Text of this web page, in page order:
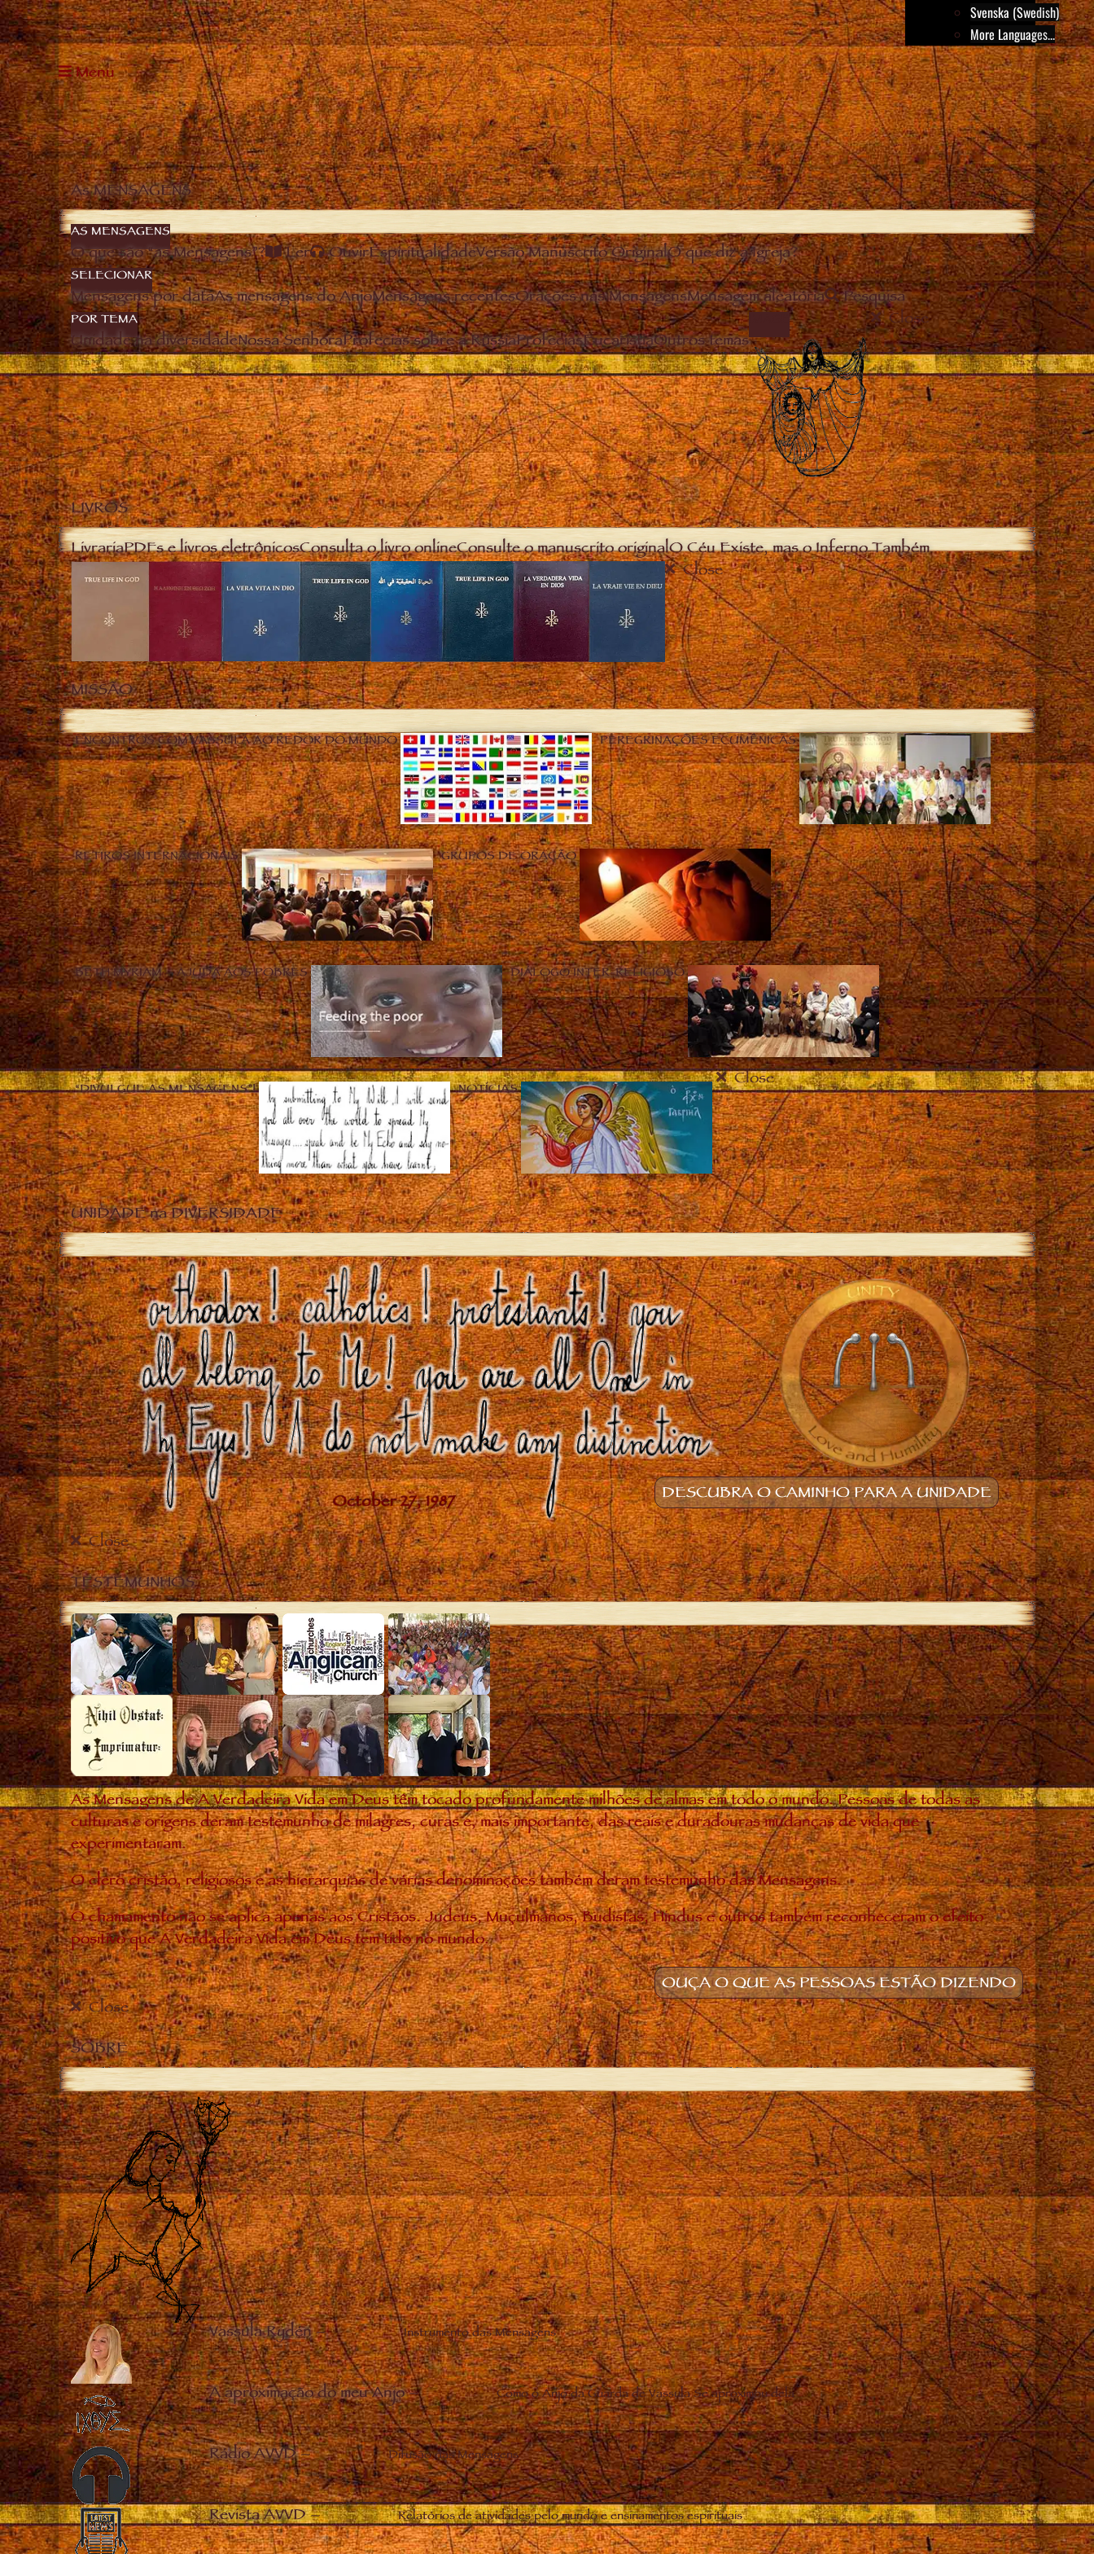
Svenska (Swedish)
More Languages...
Menu
As MENSAGENS
AS MENSAGENS
O que são “as Mensagens”? Ler OuvirEspiritualidadeVersão Manuscrito OriginalO que diz a Igreja?
SELECIONAR
Mensagens por dataAs mensagens do AnjoMensagens recentesOrações nas MensagensMensagem aleatória Pesquisa
POR TEMA
Unidade na diversidadeNossa SenhoraProfecias sobre a RússiaProfeciasEucaristiaOutros temas
Close
LIVROS
LivrariaPDFs e livros eletrônicosConsulta o livro onlineConsulte o manuscrito originalO Céu Existe, mas o Inferno Também
Close
MISSÃO
ENCONTROS COM VASSULA AO REDOR DO MUNDO PEREGRINAÇÕES ECUMÊNICAS
RETIROS INTERNACIONAIS GRUPOS DE ORAÇÃO
BETH MYRIAM – AJUDA AOS POBRES DIÁLOGO INTER-RELIGIOSO
“DIVULGUE AS MENSAGENS”! NOTÍCIAS Close
UNIDADE na DIVERSIDADE
DESCUBRA O CAMINHO PARA A UNIDADE
Close
TESTEMUNHOS
As Mensagens de A Verdadeira Vida em Deus têm tocado profundamente milhões de almas em todo o mundo. Pessoas de todas as
culturas e origens deram testemunho de milagres, curas e, mais importante, das reais e duradouras mudanças de vida que
experimentaram.
O clero cristão, religiosos e as hierarquias de várias denominações também deram testemunho das Mensagens.
O chamamento não se aplica apenas aos Cristãos. Judeus, Muçulmanos, Budistas, Hindus e outros também reconheceram o efeito
positivo que A Verdadeira Vida em Deus tem tido no mundo.
OUÇA O QUE AS PESSOAS ESTÃO DIZENDO
Close
SOBRE
Vassula Rydén– Instrumento das Mensagens
A aproximação do meu Anjo– Como o Anjo da Guarda de Vassula Se aproximou dela
Rádio AVVD– Difusão das Mensagens
Revista AVVD– Relatórios de atividades pelo mundo e ensinamentos espirituais